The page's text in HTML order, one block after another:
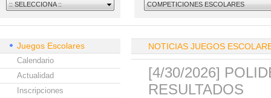
:: SELECCIONA :: COMPETICIONES ESCOLARES
Juegos Escolares
Calendario
Actualidad
Inscripciones
NOTICIAS JUEGOS
[4/30/2026]
RESULTADOS